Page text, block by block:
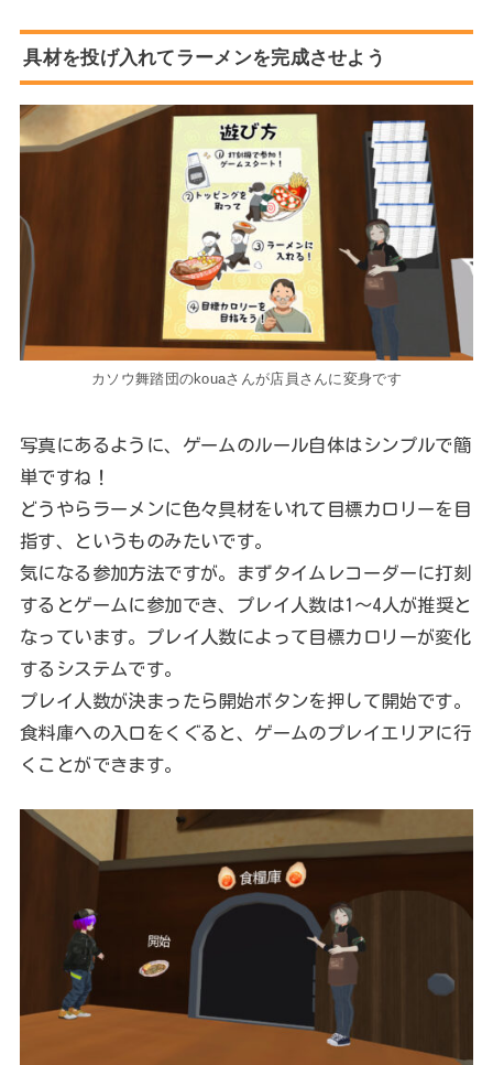
具材を投げ入れてラーメンを完成させよう
カソウ舞踏団のkouaさんが店員さんに変身です
写真にあるように、ゲームのルール自体はシンプルで簡
単ですね！
どうやらラーメンに色々具材をいれて目標カロリーを目
指す、というものみたいです。
気になる参加方法ですが。まずタイムレコーダーに打刻
するとゲームに参加でき、プレイ人数は1～4人が推奨と
なっています。プレイ人数によって目標カロリーが変化
するシステムです。
プレイ人数が決まったら開始ボタンを押して開始です。
食料庫への入口をくぐると、ゲームのプレイエリアに行
くことができます。